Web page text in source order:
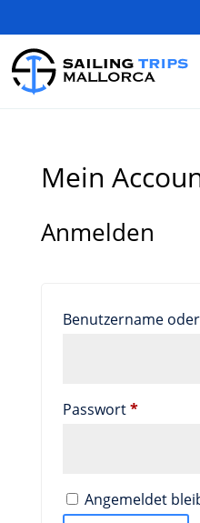
Mein
Anmelden
Benutzername
Passwort*
Angemeldet